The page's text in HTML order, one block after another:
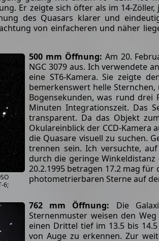
Er zeigte sich öfter als im 14-
des Quasars klarer und
von einfacheren und näher
6;
500 mm Öffnung: Am 20.
NGC 3079 aus. Ich verwendete
eine ST6-Kamera. Sie zeigte
bemerkenswert helle
Bogensekunden, was rund drei
Minuten Integrationszeit. Das
transparent. Da das Objekt
Okulareinblick der CCD-Kamera
die Quasare visuell zu suchen.
trennen sein. Ich versuchte,
durch die geringe
20.2.1995 betragen 17.2 mag
photometrierbaren Sterne auf
762 mm Öffnung: Die
Sternenmuster weisen den
einen Drittel tief im 13.5 bis
von Auge zu erkennen. Zur